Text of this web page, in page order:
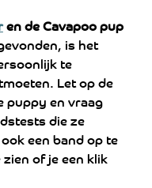
en de Cavapoo pup
is het
te
Let op de
puppy en vraag
die ze
een band op te
of je een klik